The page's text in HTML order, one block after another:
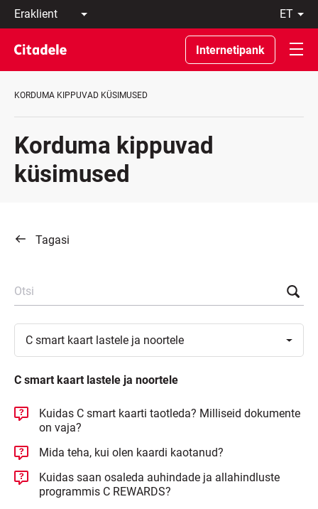
Eraklient
Äriklient
Pangast
C
REWARDS
et
Eesti
По-
русски
In
Internetipank
KORDUMA KIPPUVAD KÜSIMUSED
Korduma kippuvad
küsimused
Tagasi
Otsi
C smart kaart lastele ja noortele
C smart kaart lastele ja noortele
Kuidas C smart kaarti taotleda? Milliseid dokumente
on vaja?
Mida teha, kui olen kaardi kaotanud?
Kuidas saan osaleda auhindade ja allahindluste
programmis C REWARDS?